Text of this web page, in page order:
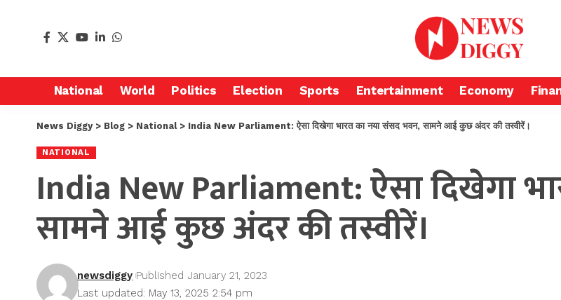
National World Politics Election Sports Entertainment Economy
News Diggy> Blog > National> India New Parliament: ऐसा दिखेगा भारत का नया संसद भवन, सामने आई कुछ अंदर की तस्वीरें।
NATIONAL
India New Parliament: ऐसा दिखेगा
सामने आई कुछ अंदर की तस्वीरें।
Last updated: May 13, 2025 2:54 pm
newsdiggy Published January 21, 2023